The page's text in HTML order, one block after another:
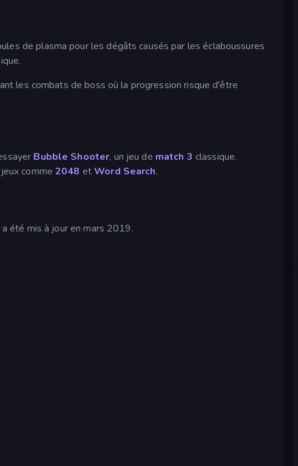
de plasma pour les dégâts causés par les éclaboussures
les combats de boss où la progression risque d'être
Bubble Shooter, un jeu de match 3 classique.
comme2048 etWord Search.
été mis à jour en mars 2019.